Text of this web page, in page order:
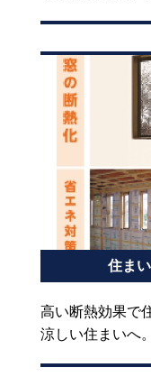
住ま
高い断熱効果で
涼しい住まいへ。